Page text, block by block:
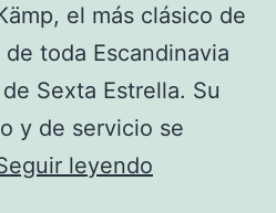
el más clásico de
toda Escandinavia
Sexta Estrella. Su
y de servicio se
leyendo